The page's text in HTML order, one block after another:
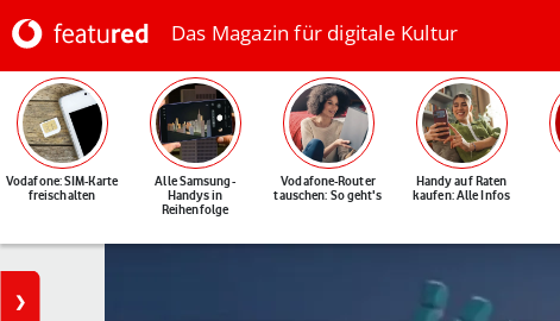
Das Magazin für digitale Kultur
Vodafone: SIM-Karte
freischalten
Alle Samsung-
Handys in
Reihenfolge
Vodafone-Router
tauschen: So geht's
Handy auf Raten
kaufen: Alle Infos